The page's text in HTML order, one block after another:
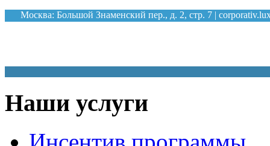
Москва: Большой Знаменский пер., д. 2, стр. 7 |
Наши услуги